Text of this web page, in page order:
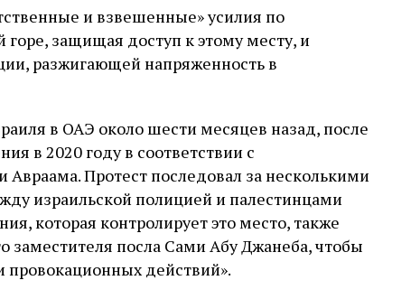
и взвешенные» усилия по
защищая доступ к этому месту, и
разжигающей напряженность в
в ОАЭ около шести месяцев назад, после
в 2020 году в соответствии с
Протест последовал за несколькими
израильской полицией и палестинцами
которая контролирует это место, также
заместителя посла Сами Абу Джанеба, чтобы
провокационных действий».